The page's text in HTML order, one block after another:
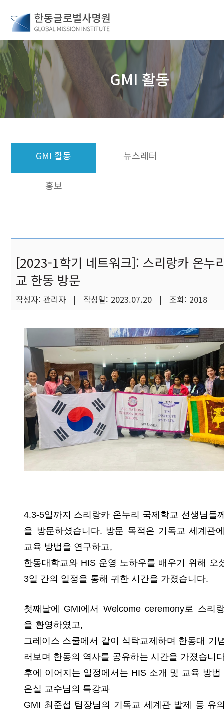
GMI 활동
GMI 활동 뉴스레터
홍보
[2023-1학기 네트워크]: 스리랑카 온누
교 한동 방문
작성자: 관리자 | 작성일: 2023.07.20 | 조회: 2018
4.3-5일까지 스리랑카 온누리 국제학교 선생님들
을 방문하셨습니다. 방문 목적은 기독교 세계관
교육 방법을 연구하고,
한동대학교와 HIS 운영 노하우를 배우기 위해 오
3일 간의 일정을 통해 귀한 시간을 가졌습니다.
첫째날에 GMI에서 Welcome ceremony로 스리
을 환영하였고,
그레이스 스쿨에서 같이 식탁교제하며 한동대 기
러보며 한동의 역사를 공유하는 시간을 가졌습니
후에 이어지는 일정에서는 HIS 소개 및 교육 방법
은실 교수님의 특강과
GMI 최준섭 팀장님의 기독교 세계관 발제 등 유